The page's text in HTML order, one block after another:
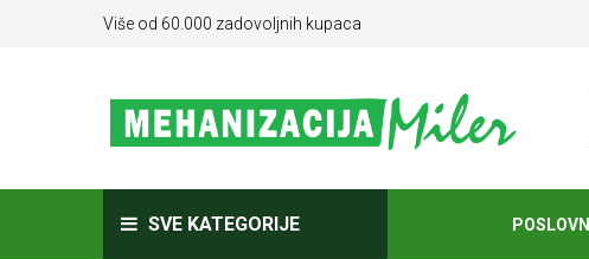
Više od 60.000 zadovoljnih kupaca
SVE KATEGORIJE